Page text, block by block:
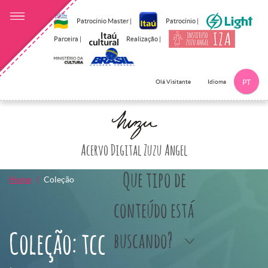
Patrocínio Master | Patrocínio |
Parceira | Realização |
Olá Visitante Idioma PT
Acervo Digital Zuzu Angel
Que tipo de
conteúdo está
buscando?
Home Coleção
Coleção: tcc